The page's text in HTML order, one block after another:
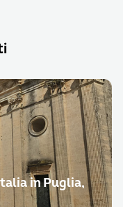
in Puglia,